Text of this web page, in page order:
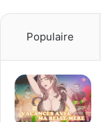
Populaire